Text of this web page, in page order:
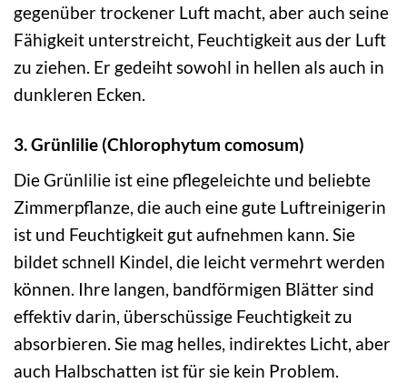
gegenüber trockener Luft macht, aber auch seine
Fähigkeit unterstreicht, Feuchtigkeit aus der Luft
zu ziehen. Er gedeiht sowohl in hellen als auch in
dunkleren Ecken.
3. Grünlilie (Chlorophytum comosum)
Die Grünlilie ist eine pflegeleichte und beliebte
Zimmerpflanze, die auch eine gute Luftreinigerin
ist und Feuchtigkeit gut aufnehmen kann. Sie
bildet schnell Kindel, die leicht vermehrt werden
können. Ihre langen, bandförmigen Blätter sind
effektiv darin, überschüssige Feuchtigkeit zu
absorbieren. Sie mag helles, indirektes Licht, aber
auch Halbschatten ist für sie kein Problem.